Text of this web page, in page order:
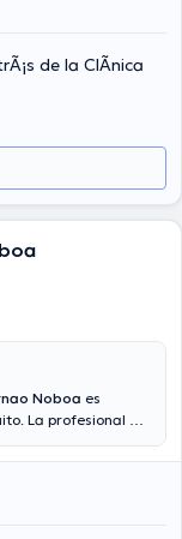
de la ClÃ­nica
Noboa es
La profesional de
en su área
ella ha
médicas.